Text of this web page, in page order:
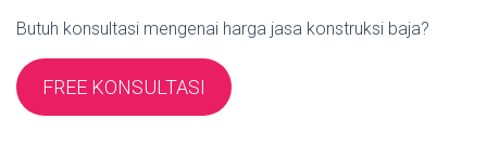
Butuh konsultasi mengenai harga jasa konstruksi baja?
FREE KONSULTASI